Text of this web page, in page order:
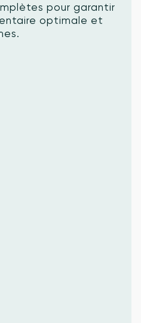
pour garantir
optimale et